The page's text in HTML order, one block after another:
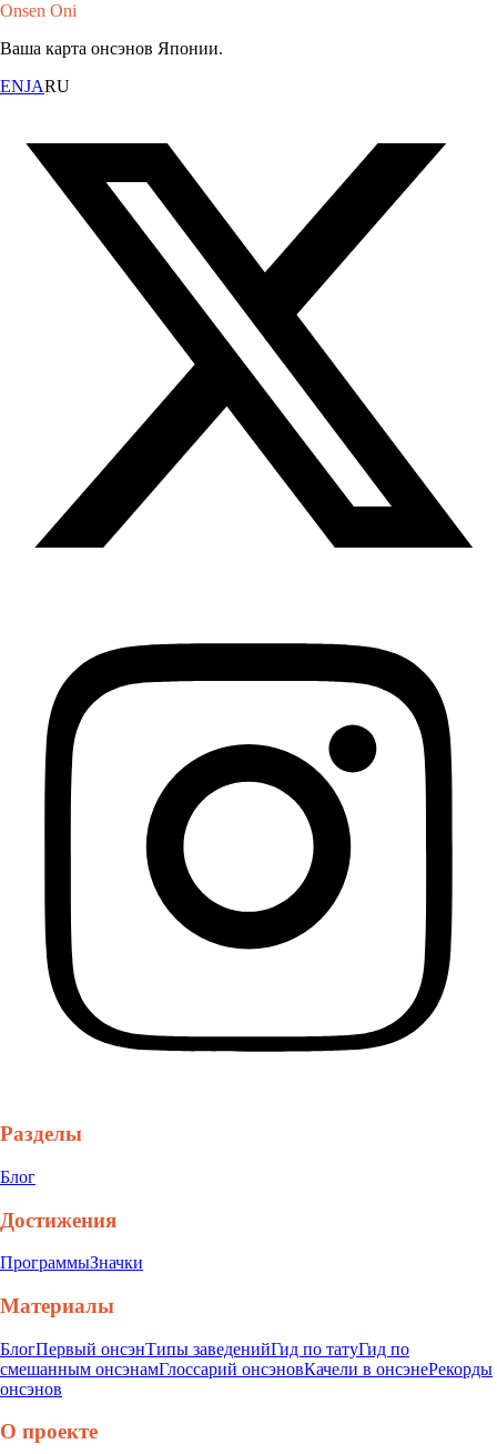
Onsen Oni
Ваша карта онсэнов Японии.
ENJARU
Разделы
Блог
Достижения
ПрограммыЗначки
Материалы
БлогПервый онсэнТипы заведенийГид по татуГид по
смешанным онсэнамГлоссарий онсэновКачели в онсэнеРекорды
онсэнов
О проекте